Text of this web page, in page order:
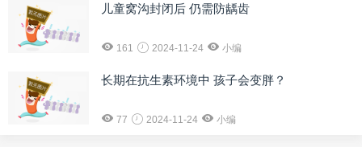
儿童窝沟封闭后 仍需防龋齿
161 2024-11-24 小编
长期在抗生素环境中 孩子会变胖？
77 2024-11-24 小编